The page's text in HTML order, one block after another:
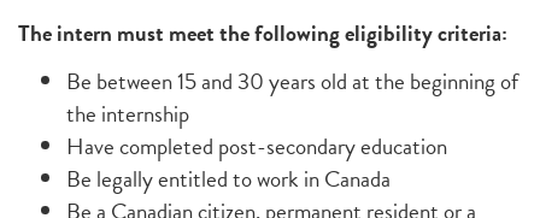
The intern must meet the following eligibility criteria:
Be between 15 and 30 years old at the beginning of
the internship
Have completed post-secondary education
Be legally entitled to work in Canada